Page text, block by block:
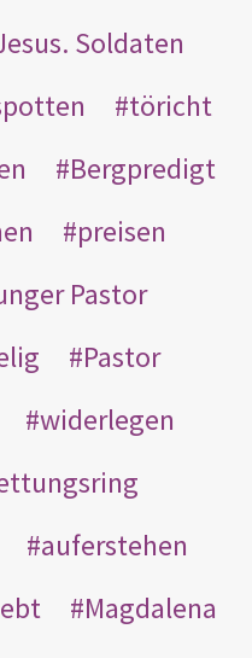
Soldaten
töricht
Bergpredigt
preisen
Pastor
Pastor
widerlegen
auferstehen
Magdalena